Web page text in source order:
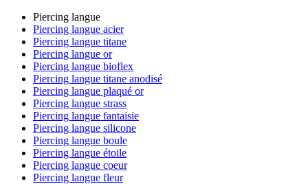
Piercing langue
Piercing langue acier
Piercing langue titane
Piercing langue or
Piercing langue bioflex
Piercing langue titane anodisé
Piercing langue plaqué or
Piercing langue strass
Piercing langue fantaisie
Piercing langue silicone
Piercing langue boule
Piercing langue étoile
Piercing langue coeur
Piercing langue fleur